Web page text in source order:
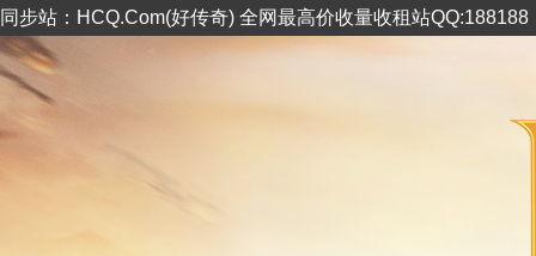
同步站：HCQ.Com(好传奇) 全网最高价收量收租站